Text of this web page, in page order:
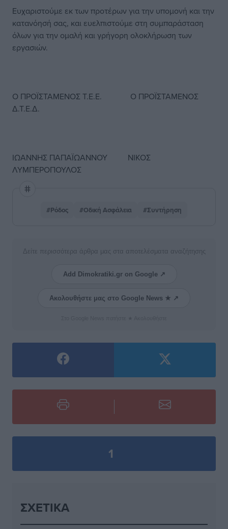
Ευχαριστούμε εκ των προτέρων για την υπομονή και την
κατανόησή σας, και ευελπιστούμε στη συμπαράσταση
όλων για την ομαλή και γρήγορη ολοκλήρωση των
εργασιών.
Ο ΠΡΟΪΣΤΑΜΕΝΟΣ Τ.Ε.Ε. Ο ΠΡΟΪΣΤΑΜΕΝΟΣ
Δ.Τ.Ε.Δ.
ΙΩΑΝΝΗΣ ΠΑΠΑΪΩΑΝΝΟΥ ΝΙΚΟΣ
ΛΥΜΠΕΡΟΠΟΥΛΟΣ
#Ρόδος #Οδική Ασφάλεια #Συντήρηση
Δείτε περισσότερα άρθρα μας στα αποτελέσματα αναζήτησης
Add Dimokratiki.gr on Google ↗
Ακολουθήστε μας στο Google News ★ ↗
1
ΣΧΕΤΙΚΆ